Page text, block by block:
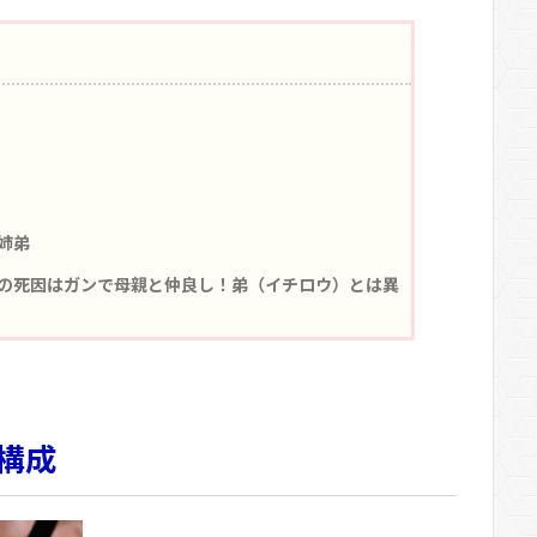
弟
死因はガンで母親と仲良し！弟（イチロウ）とは異
成